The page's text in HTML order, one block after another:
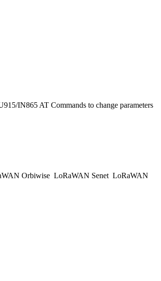
IN865 AT Commands to change parameters
Orbiwise LoRaWAN Senet LoRaWAN